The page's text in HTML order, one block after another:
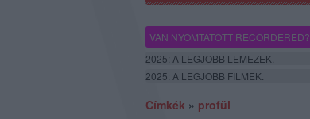
VAN NYOMTATOTT RECORDERED?
2025: A LEGJOBB LEMEZEK.
2025: A LEGJOBB FILMEK.
Címkék » profül